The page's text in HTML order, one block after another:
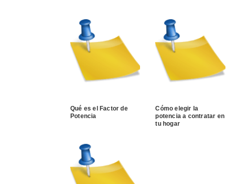
Qué es el Factor de
Potencia
Cómo elegir la
potencia a contratar en
tu hogar